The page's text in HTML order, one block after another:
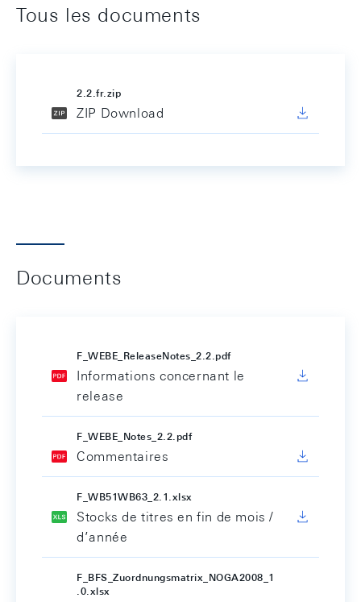
Tous les documents
2.2.fr.zip
ZIP Download
Documents
F_WEBE_ReleaseNotes_2.2.pdf
Informations concernant le
release
F_WEBE_Notes_2.2.pdf
Commentaires
F_WB51WB63_2.1.xlsx
Stocks de titres en fin de mois /
d’année
F_BFS_Zuordnungsmatrix_NOGA2008_1
.0.xlsx